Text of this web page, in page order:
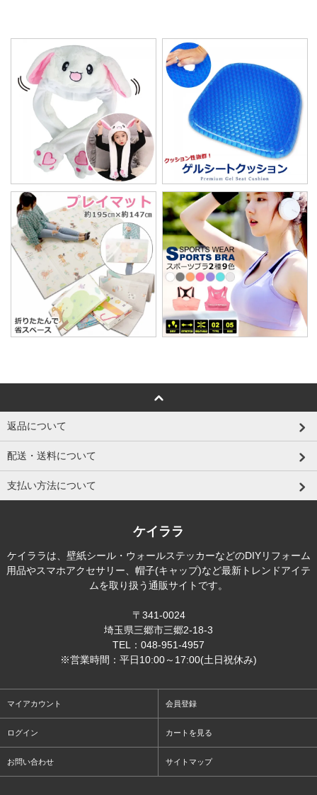
返品について
配送・送料について
支払い方法について
ケイララ
ケイララは、壁紙シール・ウォールステッカーなどのDIYリフォーム
用品やスマホアクセサリー、帽子(キャップ)など最新トレンドアイテ
ムを取り扱う通販サイトです。
〒341-0024
埼玉県三郷市三郷2-18-3
TEL：048-951-4957
※営業時間：平日10:00～17:00(土日祝休み)
マイアカウント 会員登録
ログイン カートを見る
お問い合わせ サイトマップ